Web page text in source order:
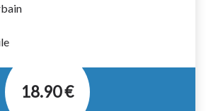
18.90 €